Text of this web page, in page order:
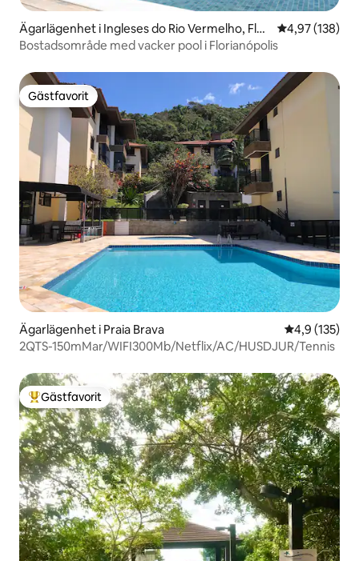
Ägarlägenhet i Ingleses do Rio Vermelho, Flori
anopólis
4,97 av 5 i
4,97 (138)
Bostadsområde med vacker pool i Florianópolis
Gästfavorit
Gästfavorit
Ägarlägenhet i Praia Brava 4,9 av 5 i
4,9 (135)
2QTS-150mMar/WIFI300Mb/Netflix/AC/HUSDJUR/Tennis
Populär gästfavorit
Gästfavorit